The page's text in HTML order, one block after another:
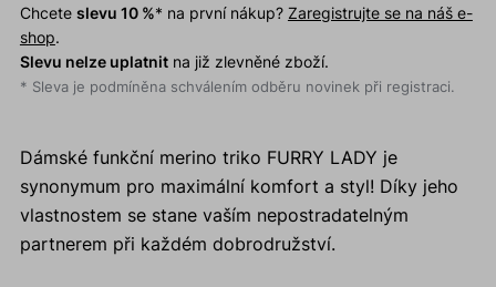
Chcete slevu 10 %* na první nákup? Zaregistrujte se na náš e-
shop.
Slevu nelze uplatnitna již zlevněné zboží.
* Sleva je podmíněna schválením odběru novinek při registraci.
Dámské funkční merino triko FURRY LADY je
synonymum pro maximální komfort a styl! Díky jeho
vlastnostem se stane vaším nepostradatelným
partnerem při každém dobrodružství.